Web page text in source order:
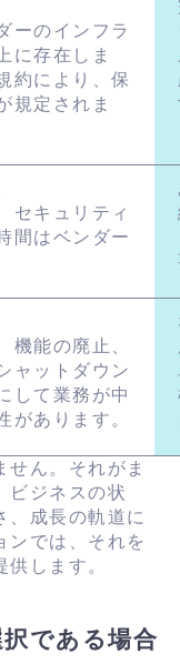
ーのインフラ
に存在しま
約により、保
規定されま
セキュリティ
間はベンダー
機能の廃止、
ャットダウン
して業務が中
があります。
ん。それがま
ビジネスの状
、成長の軌道に
ンでは、それを
します。
である場合